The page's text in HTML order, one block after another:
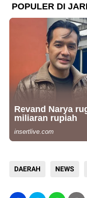
DAERAH NEWS